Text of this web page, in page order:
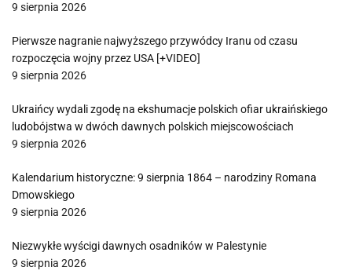
9 sierpnia 2026
Pierwsze nagranie najwyższego przywódcy Iranu od czasu
rozpoczęcia wojny przez USA [+VIDEO]
9 sierpnia 2026
Ukraińcy wydali zgodę na ekshumacje polskich ofiar ukraińskiego
ludobójstwa w dwóch dawnych polskich miejscowościach
9 sierpnia 2026
Kalendarium historyczne: 9 sierpnia 1864 – narodziny Romana
Dmowskiego
9 sierpnia 2026
Niezwykłe wyścigi dawnych osadników w Palestynie
9 sierpnia 2026